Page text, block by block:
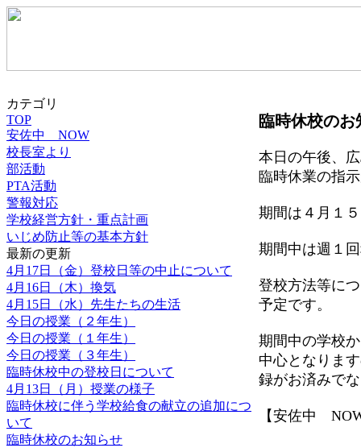
カテゴリ
TOP
安佐中 NOW
校長室より
部活動
PTA活動
警報対応
学校経営方針・重点計画
いじめ防止等の基本方針
最新の更新
4月17日（金）登校日等の中止について
4月16日（木）換気
4月15日（水）先生たちの生活
今日の授業（２年生）
今日の授業（１年生）
今日の授業（３年生）
臨時休校中の登校日について
4月13日（月）授業の様子
臨時休校に伴う学校給食の献立の追加につ
いて
臨時休校のお知らせ
臨時休校のお
本日の午後、
臨時休業の指
期間は４月１
期間中は週１
登校方法等に
予定です。
期間中の学校
中心となりま
録がお済みで
【安佐中